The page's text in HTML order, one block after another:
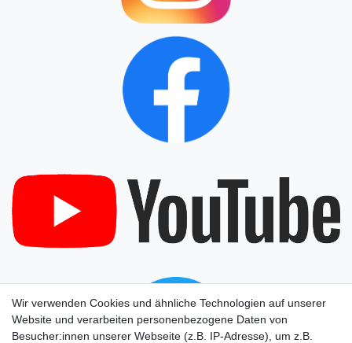
Wir verwenden Cookies und ähnliche Technologien auf unserer
Website und verarbeiten personenbezogene Daten von
Besucher:innen unserer Webseite (z.B. IP-Adresse), um z.B.